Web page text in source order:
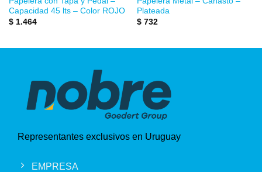
Capacidad 45 lts – Color ROJO
$1.464
Plateada
$732
Representantes exclusivos en Uruguay
EMPRESA